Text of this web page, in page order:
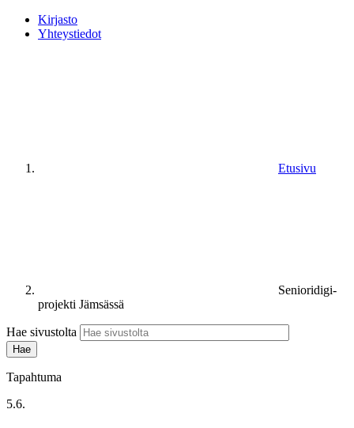
Kirjasto
Yhteystiedot
Etusivu
Senioridigi-
projekti Jämsässä
Hae sivustolta
Tapahtuma
5.6.